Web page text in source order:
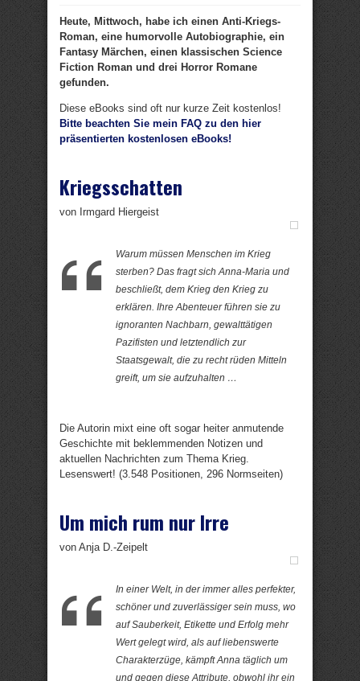
Heute, Mittwoch, habe ich einen Anti-Kriegs-
Roman, eine humorvolle Autobiographie, ein
Fantasy Märchen, einen klassischen Science
Fiction Roman und drei Horror Romane
gefunden.
Diese eBooks sind oft nur kurze Zeit kostenlos!
Bitte beachten Sie mein FAQ zu den hier
präsentierten kostenlosen eBooks!
Kriegsschatten
von Irmgard Hiergeist
Warum müssen Menschen im Krieg
sterben? Das fragt sich Anna-Maria und
beschließt, dem Krieg den Krieg zu
erklären. Ihre Abenteuer führen sie zu
ignoranten Nachbarn, gewalttätigen
Pazifisten und letztendlich zur
Staatsgewalt, die zu recht rüden Mitteln
greift, um sie aufzuhalten …
Die Autorin mixt eine oft sogar heiter anmutende
Geschichte mit beklemmenden Notizen und
aktuellen Nachrichten zum Thema Krieg.
Lesenswert! (3.548 Positionen, 296 Normseiten)
Um mich rum nur Irre
von Anja D.-Zeipelt
In einer Welt, in der immer alles perfekter,
schöner und zuverlässiger sein muss, wo
auf Sauberkeit, Etikette und Erfolg mehr
Wert gelegt wird, als auf liebenswerte
Charakterzüge, kämpft Anna täglich um
und gegen diese Attribute, obwohl ihr ein